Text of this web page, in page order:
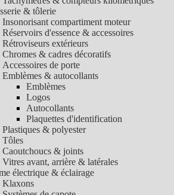
& tôlerie
Insonorisant compartiment moteur
Réservoirs d'essence & accessoires
Rétroviseurs extérieurs
Chromes & cadres décoratifs
Accessoires de porte
Emblèmes & autocollants
Emblèmes
Logos
Autocollants
Plaquettes d'identification
Plastiques & polyester
Tôles
Caoutchoucs & joints
Vitres avant, arrière & latérales
électrique & éclairage
Klaxons